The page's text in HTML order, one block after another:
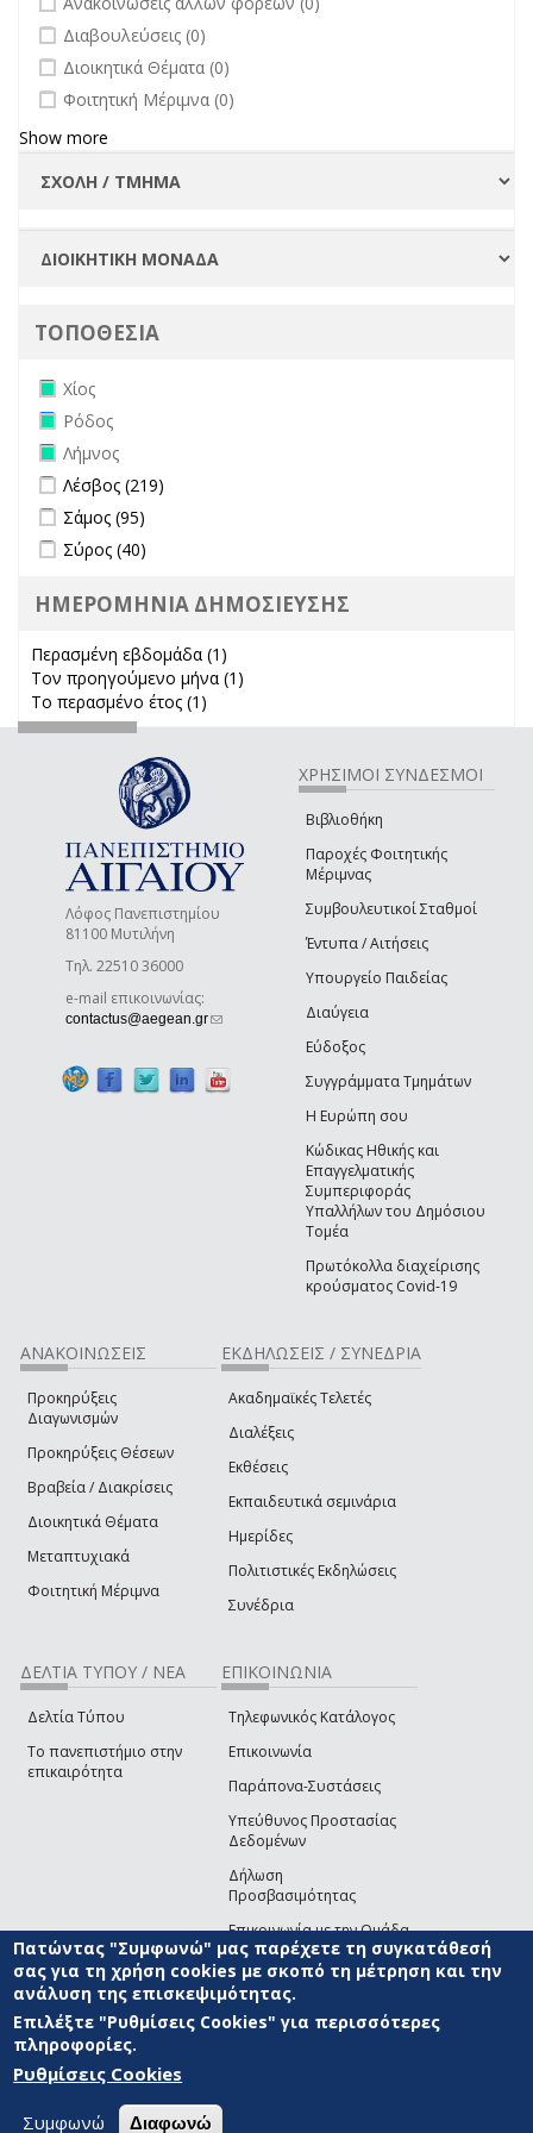
undefined
Διαβουλεύσεις (0)
undefined
Διοικητικά Θέματα (0)
undefined
Φοιτητική Μέριμνα (0)
Show more
ΤΟΠΟΘΕΣΙΑ
Remove Χίος filter
Χίος
Remove Ρόδος filter
Ρόδος
Remove Λήμνος filter
Λήμνος
Apply Λέσβος filter
Λέσβος (219)
Apply Σάμος filter
Σάμος (95)
Apply Σύρος filter
Σύρος (40)
ΗΜΕΡΟΜΗΝΙΑ ΔΗΜΟΣΙΕΥΣΗΣ
Περασμένη εβδομάδα (1)
Τον προηγούμενο μήνα (1)
Το περασμένο έτος (1)
Λόφος Πανεπιστημίου
81100 Μυτιλήνη
Τηλ. 22510 36000
e-mail επικοινωνίας:
contactus@aegean.gr(link sends e-mail)
ΧΡΗΣΙΜΟΙ ΣΥΝΔΕΣΜΟΙ
Βιβλιοθήκη
Παροχές Φοιτητικής
Μέριμνας
Συμβουλευτικοί Σταθμοί
Έντυπα / Αιτήσεις
Υπουργείο Παιδείας
Διαύγεια
Εύδοξος
Συγγράμματα Τμημάτων
Η Ευρώπη σου
Κώδικας Ηθικής και
Επαγγελματικής
Συμπεριφοράς
Υπαλλήλων του Δημόσιου
Τομέα
Πρωτόκολλα διαχείρισης
κρούσματος Covid-19
ΑΝΑΚΟΙΝΩΣΕΙΣ
Προκηρύξεις
Διαγωνισμών
Προκηρύξεις Θέσεων
Βραβεία / Διακρίσεις
Διοικητικά Θέματα
Μεταπτυχιακά
Φοιτητική Μέριμνα
ΕΚΔΗΛΩΣΕΙΣ / ΣΥΝΕΔΡΙΑ
Ακαδημαϊκές Τελετές
Διαλέξεις
Εκθέσεις
Εκπαιδευτικά σεμινάρια
Ημερίδες
Πολιτιστικές Εκδηλώσεις
Συνέδρια
ΔΕΛΤΙΑ ΤΥΠΟΥ / ΝΕΑ
Δελτία Τύπου
Το πανεπιστήμιο στην
επικαιρότητα
ΕΠΙΚΟΙΝΩΝΙΑ
Τηλεφωνικός Κατάλογος
Επικοινωνία
Παράπονα-Συστάσεις
Υπεύθυνος Προστασίας
Δεδομένων
Δήλωση
Προσβασιμότητας
Επικοινωνία με την Ομάδα
Ανάπτυξης του site(link sends e-mail)
© ΠΑΝΕΠΙΣΤΗΜΙΟ ΑΙΓΑΙΟΥ ΟΡΟΙ ΧΡΗΣΗΣ
ΑΝΑΠΤΥΞΗΣ
Πατώντας "Συμφωνώ" μας παρέχετε τη συγκατάθεσή
σας για τη χρήση cookies με σκοπό τη μέτρηση και την
ανάλυση της επισκεψιμότητας.
Επιλέξτε "Ρυθμίσεις Cookies" για περισσότερες
πληροφορίες.
Ρυθμίσεις Cookies
Συμφωνώ Διαφωνώ